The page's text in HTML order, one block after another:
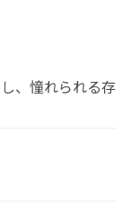
、憧れられる存